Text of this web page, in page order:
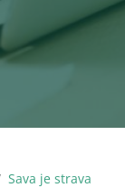
Sava je strava